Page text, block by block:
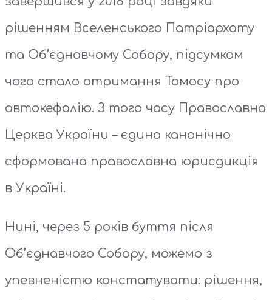
рішенням Вселенського Патріархату
та Об’єднавчому Собору, підсумком
чого стало отримання Томосу про
автокефалію. З того часу Православна
Церква України – єдина канонічно
сформована православна юрисдикція
в Україні.
Нині, через 5 років буття після
Об’єднавчого Собору, можемо з
упевненістю констатувати: рішення,